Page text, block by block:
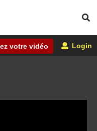
votre vidéo Login